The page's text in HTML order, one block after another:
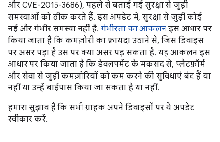
और CVE-2015-3686), पहले से बताई गई सुरक्षा से जुड़ी
समस्याओं को ठीक करते हैं. इस अपडेट में, सुरक्षा से जुड़ी कोई
नई और गंभीर समस्या नहीं है. गंभीरता का आकलन इस आधार पर
किया जाता है कि कमज़ोरी का फ़ायदा उठाने से, जिस डिवाइस
पर असर पड़ा है उस पर क्या असर पड़ सकता है. यह आकलन इस
आधार पर किया जाता है कि डेवलपमेंट के मकसद से, प्लैटफ़ॉर्म
और सेवा से जुड़ी कमज़ोरियों को कम करने की सुविधाएं बंद हैं या
नहीं या उन्हें बाईपास किया जा सकता है या नहीं.
हमारा सुझाव है कि सभी ग्राहक अपने डिवाइसों पर ये अपडेट
स्वीकार करें.